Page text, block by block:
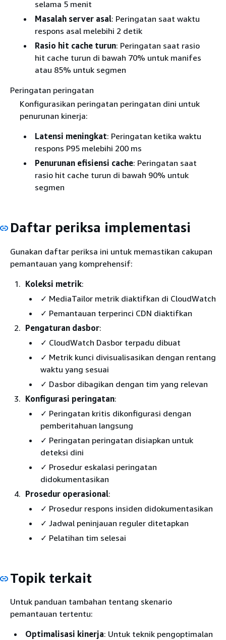
selama 5 menit
Masalah server asal: Peringatan saat waktu
respons asal melebihi 2 detik
Rasio hit cache turun: Peringatan saat rasio
hit cache turun di bawah 70% untuk manifes
atau 85% untuk segmen
Peringatan peringatan
Konfigurasikan peringatan peringatan dini untuk
penurunan kinerja:
Latensi meningkat: Peringatan ketika waktu
respons P95 melebihi 200 ms
Penurunan efisiensi cache: Peringatan saat
rasio hit cache turun di bawah 90% untuk
segmen
Daftar periksa implementasi
Gunakan daftar periksa ini untuk memastikan cakupan
pemantauan yang komprehensif:
Koleksi metrik:
✓ MediaTailor metrik diaktifkan di CloudWatch
✓ Pemantauan terperinci CDN diaktifkan
Pengaturan dasbor:
✓ CloudWatch Dasbor terpadu dibuat
✓ Metrik kunci divisualisasikan dengan rentang
waktu yang sesuai
✓ Dasbor dibagikan dengan tim yang relevan
Konfigurasi peringatan:
✓ Peringatan kritis dikonfigurasi dengan
pemberitahuan langsung
✓ Peringatan peringatan disiapkan untuk
deteksi dini
✓ Prosedur eskalasi peringatan
didokumentasikan
Prosedur operasional:
✓ Prosedur respons insiden didokumentasikan
✓ Jadwal peninjauan reguler ditetapkan
✓ Pelatihan tim selesai
Topik terkait
Untuk panduan tambahan tentang skenario
pemantauan tertentu:
Optimalisasi kinerja: Untuk teknik pengoptimalan